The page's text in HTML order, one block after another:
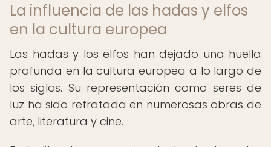
La influencia de las hadas y elfos
en la cultura europea
Las hadas y los elfos han dejado una huella
profunda en la cultura europea a lo largo de
los siglos. Su representación como seres de
luz ha sido retratada en numerosas obras de
arte, literatura y cine.